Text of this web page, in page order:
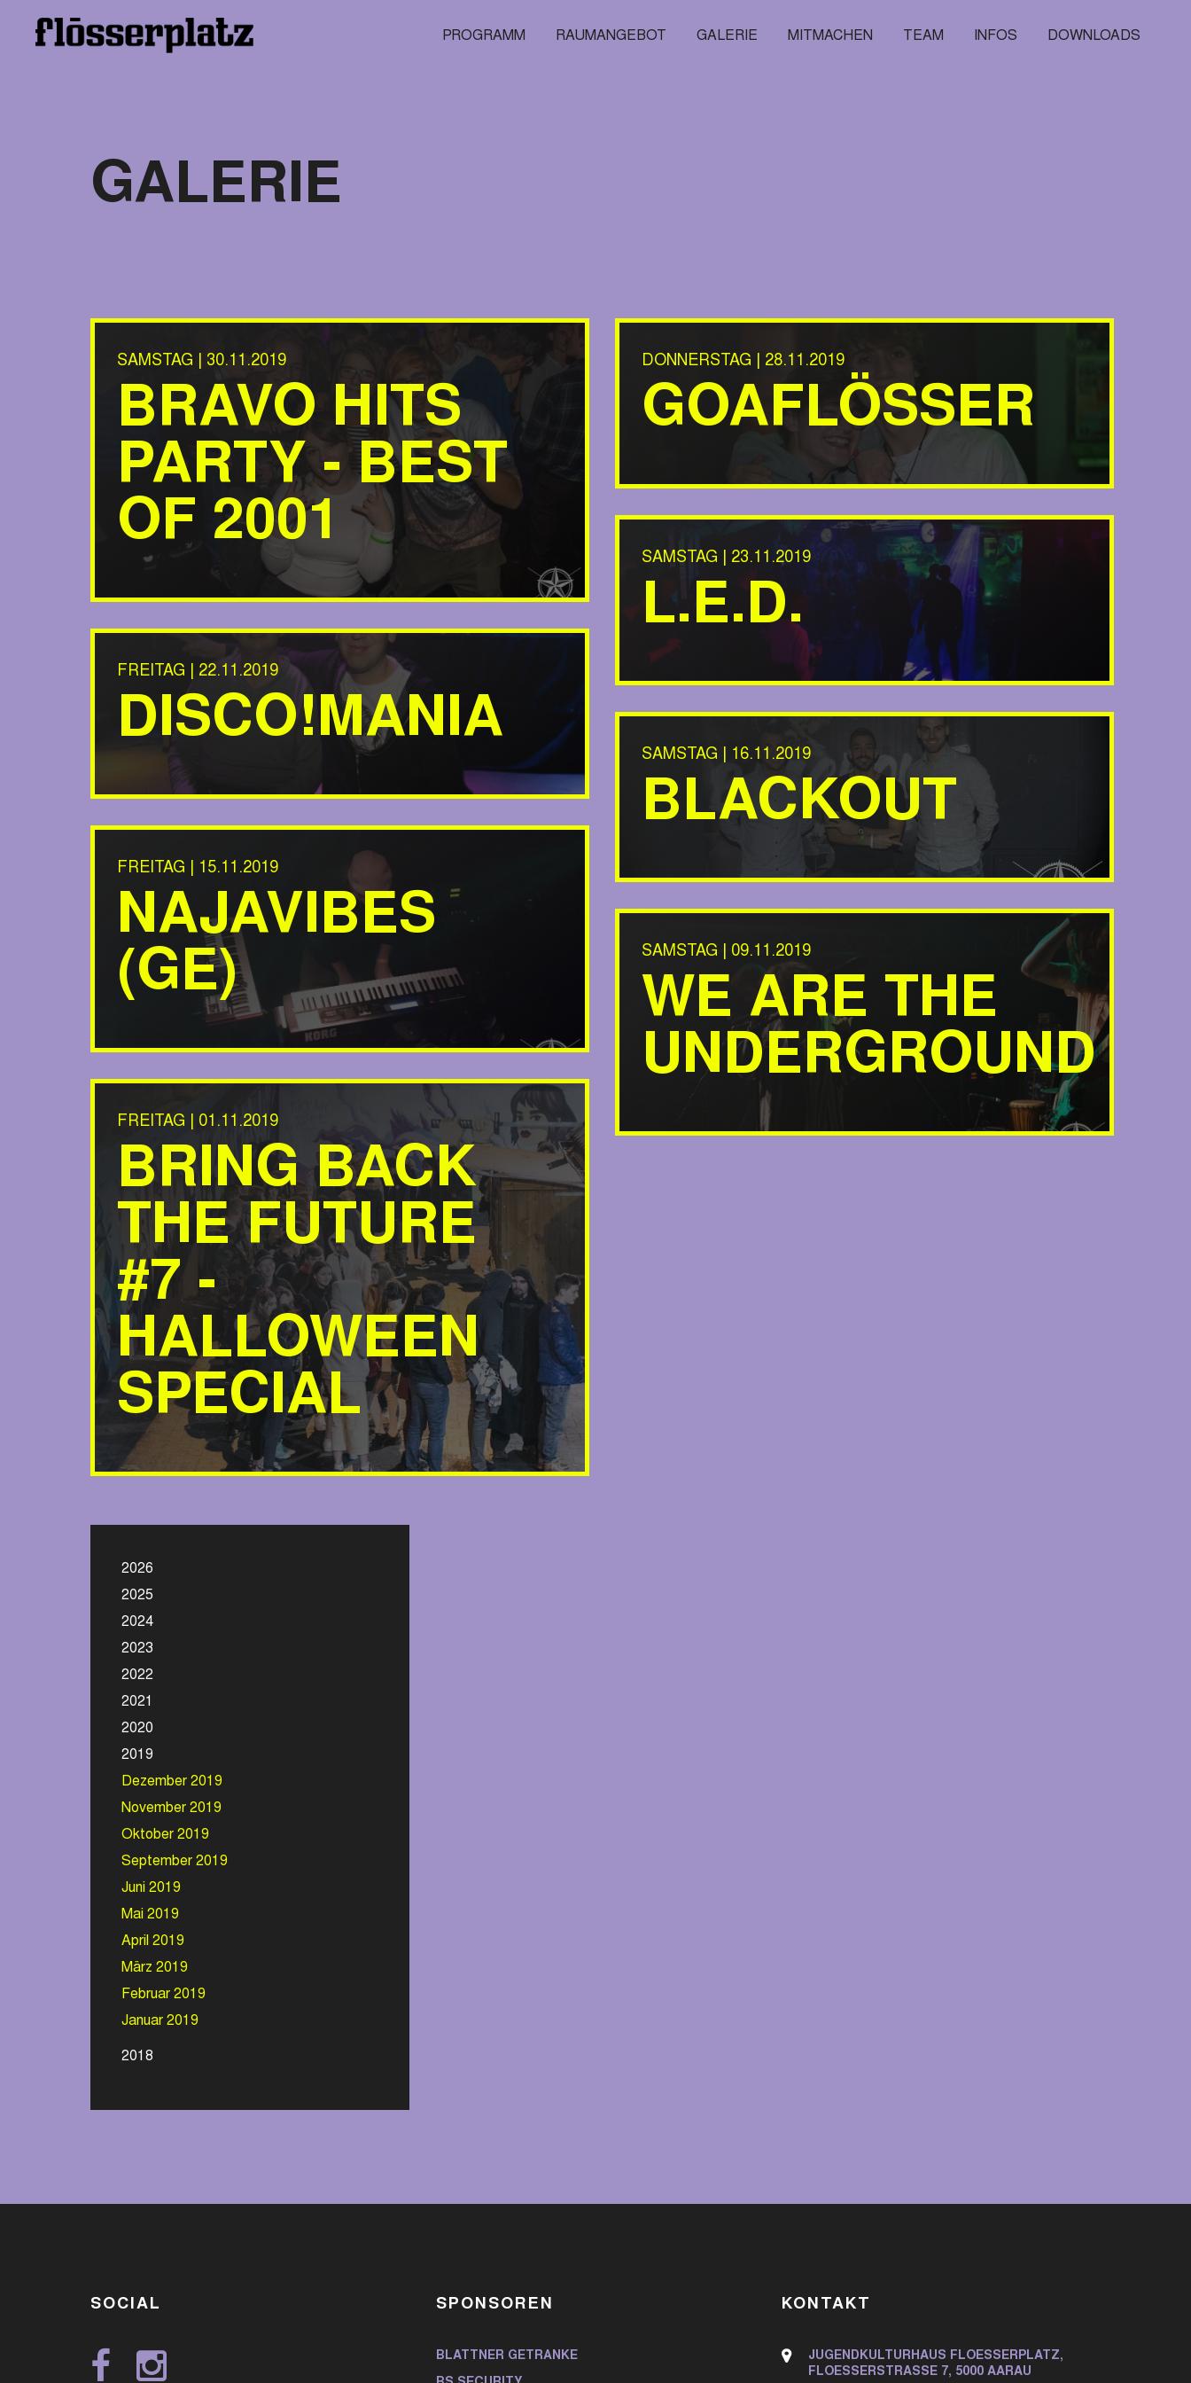
PROGRAMM RAUMANGEBOT GALERIE MITMACHEN TEAM INFOS DOWNLOADS
GALERIE
SAMSTAG | 30.11.2019
BRAVO HITS
PARTY - BEST
OF 2001
DONNERSTAG | 28.11.2019
GOAFLÖSSER
SAMSTAG | 23.11.2019
L.E.D.
FREITAG | 22.11.2019
DISCO!MANIA
SAMSTAG | 16.11.2019
BLACKOUT
FREITAG | 15.11.2019
NAJAVIBES
(GE)
SAMSTAG | 09.11.2019
WE ARE THE
UNDERGROUND
FREITAG | 01.11.2019
BRING BACK
THE FUTURE
#7 -
HALLOWEEN
SPECIAL
2026
2025
2024
2023
2022
2021
2020
2019
Dezember 2019
November 2019
Oktober 2019
September 2019
Juni 2019
Mai 2019
April 2019
März 2019
Februar 2019
Januar 2019
2018
SOCIAL SPONSOREN
BLATTNER GETRÄNKE
KONTAKT
JUGENDKULTURHAUS FLOESSERPLATZ,
FLOESSERSTRASSE 7, 5000 AARAU